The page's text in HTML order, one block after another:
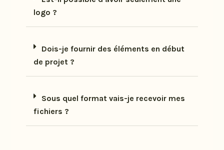
logo ?
Dois-je fournir des éléments en début
de projet ?
Sous quel format vais-je recevoir mes
fichiers ?